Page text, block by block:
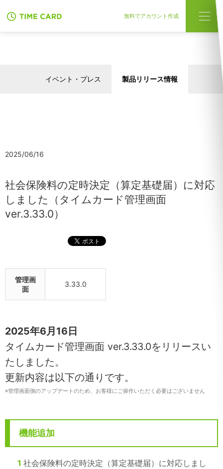
無料でアカウント作成
イベント・プレス 製品リリース情報
2025/06/16
社会保険料の定時決定（算定基礎届）に対応
しました（タイムカード管理画面
ver.3.33.0）
管理画
面
3.33.0
2025年6月16日
タイムカード管理画面 ver.3.33.0をリリースい
たしました。
更新内容は以下の通りです。
※管理画面側のアップデートのため、お客様にご操作いただく必要はございません
機能追加
1 社会保険料の定時決定（算定基礎届）に対応しまし